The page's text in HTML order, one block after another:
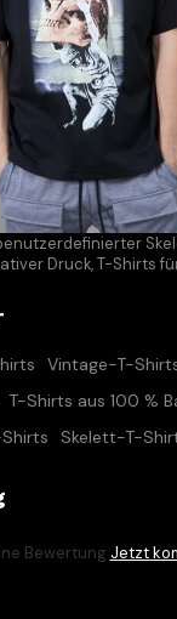
Druck, T-Shirts
Vintage-T-
T-Shirts aus 100 %
Skelett-T-
Bewertung Jetzt